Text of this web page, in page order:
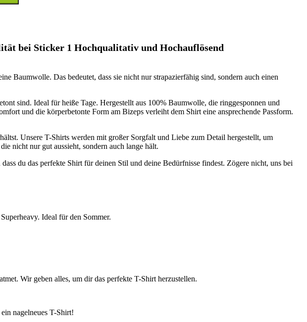
bei Sticker 1 Hochqualitativ und Hochauflösend
Baumwolle. Das bedeutet, dass sie nicht nur strapazierfähig sind, sondern auch einen
sind. Ideal für heiße Tage. Hergestellt aus 100% Baumwolle, die ringgesponnen und
und die körperbetonte Form am Bizeps verleiht dem Shirt eine ansprechende Passform.
Unsere T-Shirts werden mit großer Sorgfalt und Liebe zum Detail hergestellt, um
nicht nur gut aussieht, sondern auch lange hält.
du das perfekte Shirt für deinen Stil und deine Bedürfnisse findest. Zögere nicht, uns bei
Ideal für den Sommer.
Wir geben alles, um dir das perfekte T-Shirt herzustellen.
nagelneues T-Shirt!